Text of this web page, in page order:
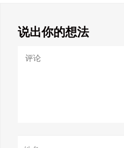
Google SEO
说出你的想法